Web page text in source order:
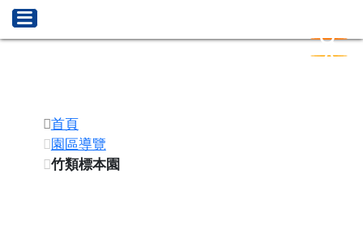
扇平森林生
關鍵字搜
字級設定
首頁
園區導覽
竹類標本園